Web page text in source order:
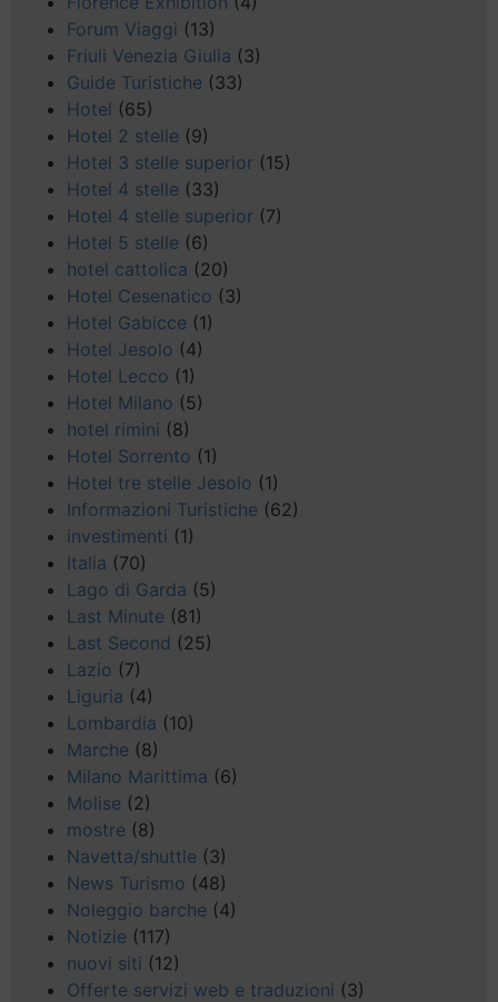
Forum Viaggi (13)
Friuli Venezia Giulia (3)
Guide Turistiche (33)
Hotel (65)
Hotel 2 stelle (9)
Hotel 3 stelle superior (15)
Hotel 4 stelle (33)
Hotel 4 stelle superior (7)
Hotel 5 stelle (6)
hotel cattolica (20)
Hotel Cesenatico (3)
Hotel Gabicce (1)
Hotel Jesolo (4)
Hotel Lecco (1)
Hotel Milano (5)
hotel rimini (8)
Hotel Sorrento (1)
Hotel tre stelle Jesolo (1)
Informazioni Turistiche (62)
investimenti (1)
Italia (70)
Lago di Garda (5)
Last Minute (81)
Last Second (25)
Lazio (7)
Liguria (4)
Lombardia (10)
Marche (8)
Milano Marittima (6)
Molise (2)
mostre (8)
Navetta/shuttle (3)
News Turismo (48)
Noleggio barche (4)
Notizie (117)
nuovi siti (12)
Offerte servizi web e traduzioni (3)